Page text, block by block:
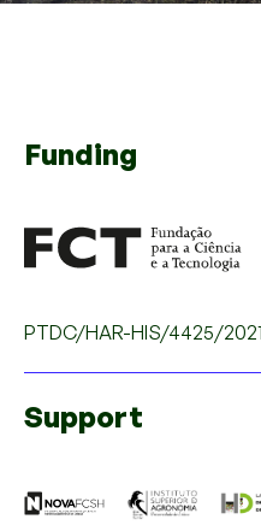
Funding
PTDC/HAR-HIS/4425/2021
Support